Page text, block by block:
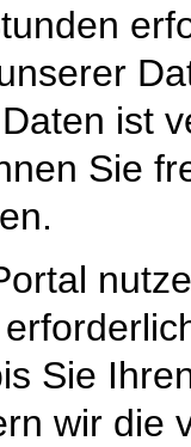
ist
Sie
Sie
wir die